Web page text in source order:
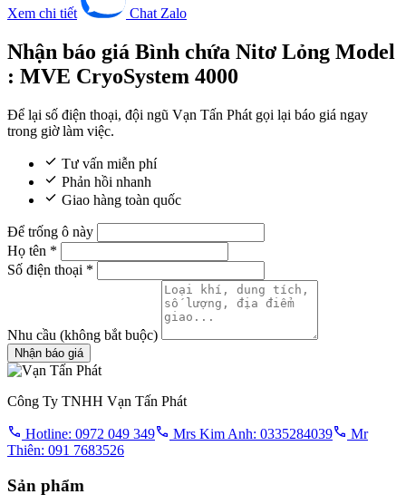
Xem chi tiết Chat Zalo
Nhận báo giá Bình chứa Nitơ Lỏng Model
: MVE CryoSystem 4000
Để lại số điện thoại, đội ngũ Vạn Tấn Phát gọi lại báo giá ngay
trong giờ làm việc.
Tư vấn miễn phí
Phản hồi nhanh
Giao hàng toàn quốc
Để trống ô này
Họ tên *
Số điện thoại *
Nhu cầu (không bắt buộc)
Nhận báo giá
Công Ty TNHH Vạn Tấn Phát
Hotline: 0972 049 349 Mrs Kim Anh: 0335284039
Mr
Thiên: 091 7683526
Sản phẩm